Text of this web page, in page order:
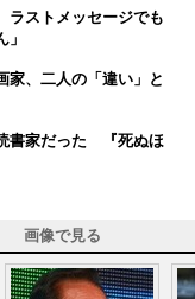
ストメッセージでも
、二人の「違い」と
書家だった 『死ぬほ
画像で見る